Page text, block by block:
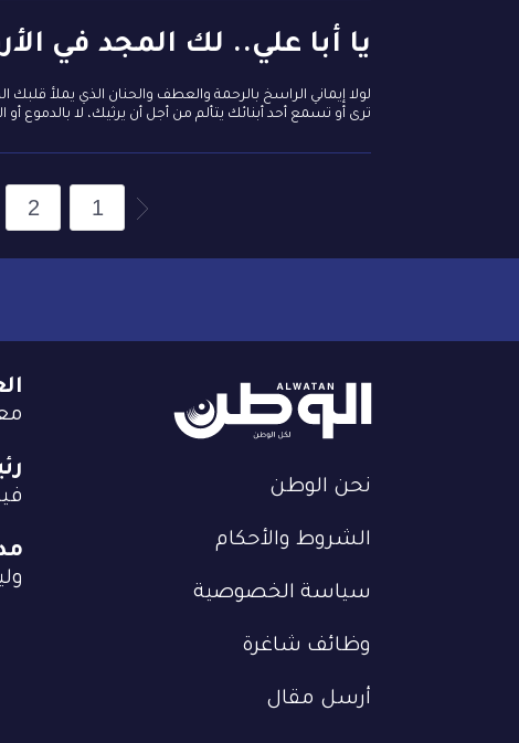
يا أبا علي.. لك المجد في
لولا إيماني الراسخ بالرحمة والعطف والحنان الذي يملأ
ترى أو تسمع أحد أبنائك يتألم من أجل أن يرثيك، لا بالدموع
1
2
نحن الوطن
الشروط والأحكام
سياسة الخصوصية
وظائف شاغرة
أرسل مقال